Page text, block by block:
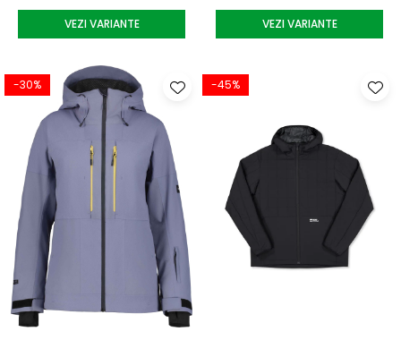
VEZI VARIANTE VEZI VARIANTE
-30% -45%